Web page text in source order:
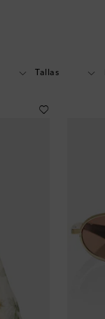
Tallas